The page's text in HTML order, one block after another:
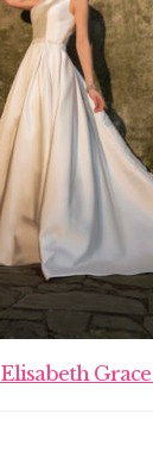
Elisabeth Grace